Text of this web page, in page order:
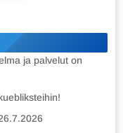
ja palvelut on